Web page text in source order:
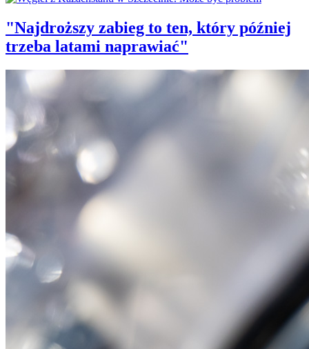
"Najdroższy zabieg to ten, który później
trzeba latami naprawiać"